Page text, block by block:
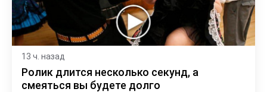
13 ч. назад
Ролик длится несколько секунд, а
смеяться вы будете долго